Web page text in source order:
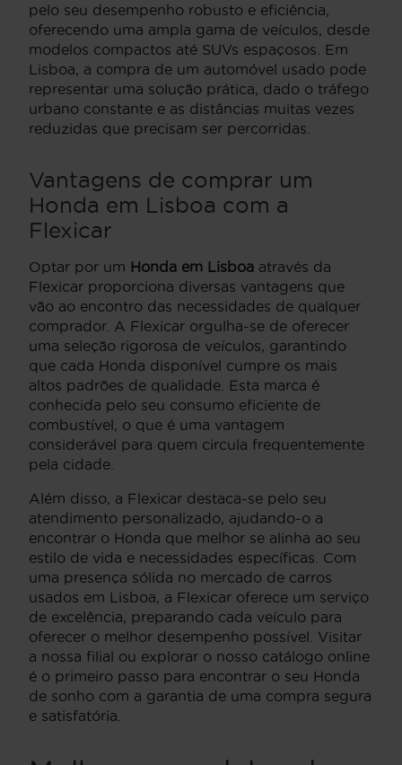
pelo seu desempenho robusto e eficiência,
oferecendo uma ampla gama de veículos, desde
modelos compactos até SUVs espaçosos. Em
Lisboa, a compra de um automóvel usado pode
representar uma solução prática, dado o tráfego
urbano constante e as distâncias muitas vezes
reduzidas que precisam ser percorridas.
Vantagens de comprar um
Honda em Lisboa com a
Flexicar
Optar por um Honda em Lisboa através da
Flexicar proporciona diversas vantagens que
vão ao encontro das necessidades de qualquer
comprador. A Flexicar orgulha-se de oferecer
uma seleção rigorosa de veículos, garantindo
que cada Honda disponível cumpre os mais
altos padrões de qualidade. Esta marca é
conhecida pelo seu consumo eficiente de
combustível, o que é uma vantagem
considerável para quem circula frequentemente
pela cidade.
Além disso, a Flexicar destaca-se pelo seu
atendimento personalizado, ajudando-o a
encontrar o Honda que melhor se alinha ao seu
estilo de vida e necessidades específicas. Com
uma presença sólida no mercado de carros
usados em Lisboa, a Flexicar oferece um serviço
de excelência, preparando cada veículo para
oferecer o melhor desempenho possível. Visitar
a nossa filial ou explorar o nosso catálogo online
é o primeiro passo para encontrar o seu Honda
de sonho com a garantia de uma compra segura
e satisfatória.